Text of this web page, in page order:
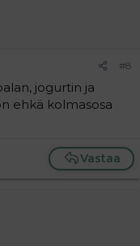
#8
jogurtin ja
ehkä kolmasosa
Vastaa